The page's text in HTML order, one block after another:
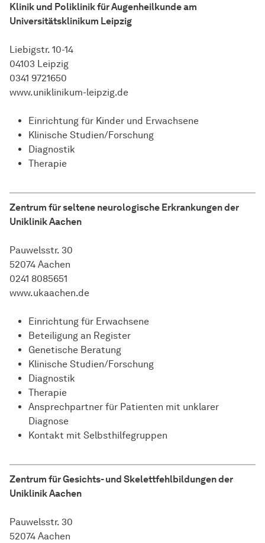
Klinik und Poliklinik für Augenheilkunde am
Universitätsklinikum Leipzig
Liebigstr. 10-14
04103 Leipzig
0341 9721650
www.uniklinikum-leipzig.de
Einrichtung für Kinder und Erwachsene
Klinische Studien/Forschung
Diagnostik
Therapie
Zentrum für seltene neurologische Erkrankungen der
Uniklinik Aachen
Pauwelsstr. 30
52074 Aachen
0241 8085651
www.ukaachen.de
Einrichtung für Erwachsene
Beteiligung an Register
Genetische Beratung
Klinische Studien/Forschung
Diagnostik
Therapie
Ansprechpartner für Patienten mit unklarer
Diagnose
Kontakt mit Selbsthilfegruppen
Zentrum für Gesichts- und Skelettfehlbildungen der
Uniklinik Aachen
Pauwelsstr. 30
52074 Aachen